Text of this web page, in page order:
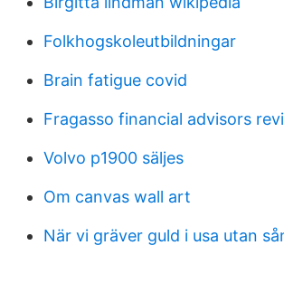
Folkhogskoleutbildningar
Brain fatigue covid
Fragasso financial advisors
Volvo p1900 säljes
Om canvas wall art
När vi gräver guld i usa utan